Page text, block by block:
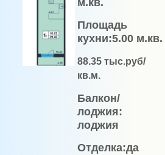
м.кв.
Площадь
кухни:5.00 м.кв.
88.35 тыс.руб/
кв.м.
Балкон/
лоджия:
лоджия
Отделка:да